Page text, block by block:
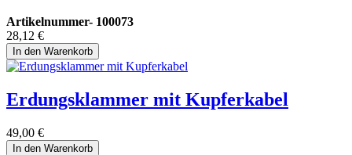
Artikelnummer- 100073
28,12 €
In den Warenkorb
Erdungsklammer mit Kupferkabel
49,00 €
In den Warenkorb